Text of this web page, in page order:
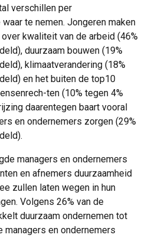
verschillen per
te nemen. Jongeren maken
kwaliteit van de arbeid (46%
duurzaam bouwen (19%
klimaatverandering (18%
en het buiten de top10
ten (10% tegen 4%
daarentegen baart vooral
en ondernemers zorgen (29%
managers en ondernemers
en afnemers duurzaamheid
zullen laten wegen in hun
Volgens 26% van de
duurzaam ondernemen tot
managers en ondernemers